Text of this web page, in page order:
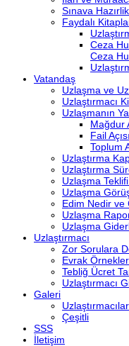
Sınava
Faydalı
Ceza
Ceza
Vatandaş
Uzlaşma ve
Uzlaştırmacı
Uzlaşmanın
Mağdur
Fail
Toplum
Uzlaştırma
Uzlaştırma
Uzlaşma
Uzlaşma
Edim Nedir ve
Uzlaşma
Uzlaşma
Uzlaştırmacı
Zor Sorulara
Evrak
Tebliğ Ücret
Uzlaştırmacı
Galeri
Çeşitli
SSS
İletişim